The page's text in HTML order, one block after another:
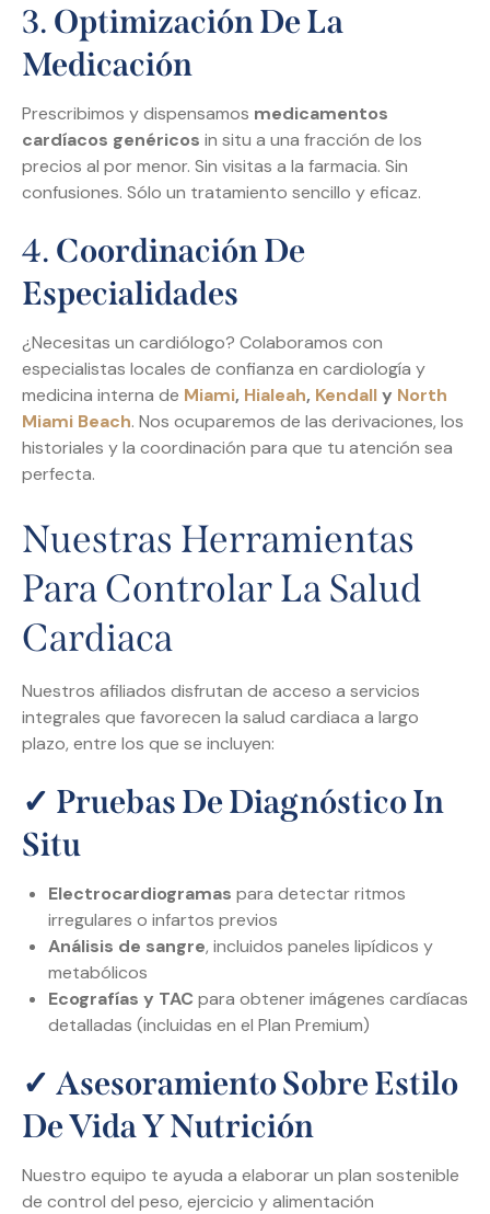
3. Optimización De La
Medicación
Prescribimos y dispensamos medicamentos
cardíacos genéricos in situ a una fracción de los
precios al por menor. Sin visitas a la farmacia. Sin
confusiones. Sólo un tratamiento sencillo y eficaz.
4. Coordinación De
Especialidades
¿Necesitas un cardiólogo? Colaboramos con
especialistas locales de confianza en cardiología y
medicina interna de Miami, Hialeah, Kendally North
Miami Beach. Nos ocuparemos de las derivaciones, los
historiales y la coordinación para que tu atención sea
perfecta.
Nuestras Herramientas
Para Controlar La Salud
Cardiaca
Nuestros afiliados disfrutan de acceso a servicios
integrales que favorecen la salud cardiaca a largo
plazo, entre los que se incluyen:
✓ Pruebas De Diagnóstico In
Situ
Electrocardiogramas para detectar ritmos
irregulares o infartos previos
Análisis de sangre, incluidos paneles lipídicos y
metabólicos
Ecografías y TAC para obtener imágenes cardíacas
detalladas (incluidas en el Plan Premium)
✓ Asesoramiento Sobre Estilo
De Vida Y Nutrición
Nuestro equipo te ayuda a elaborar un plan sostenible
de control del peso, ejercicio y alimentación